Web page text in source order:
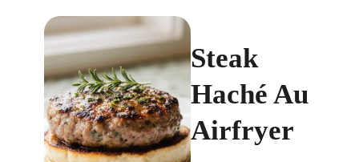
Steak
Haché Au
Airfryer